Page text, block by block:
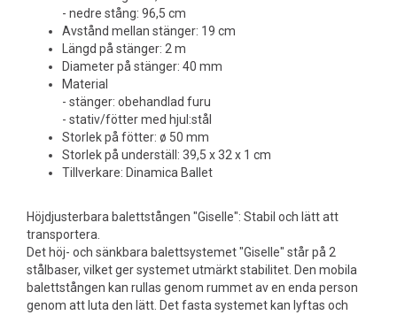
- nedre stång: 96,5 cm
Avstånd mellan stänger: 19 cm
Längd på stänger: 2 m
Diameter på stänger: 40 mm
Material
- stänger: obehandlad furu
- stativ/fötter med hjul:stål
Storlek på fötter: ø 50 mm
Storlek på underställ: 39,5 x 32 x 1 cm
Tillverkare: Dinamica Ballet
Höjdjusterbara balettstången "Giselle": Stabil och lätt att
transportera.
Det höj- och sänkbara balettsystemet "Giselle" står på 2
stålbaser, vilket ger systemet utmärkt stabilitet. Den mobila
balettstången kan rullas genom rummet av en enda person
genom att luta den lätt. Det fasta systemet kan lyftas och